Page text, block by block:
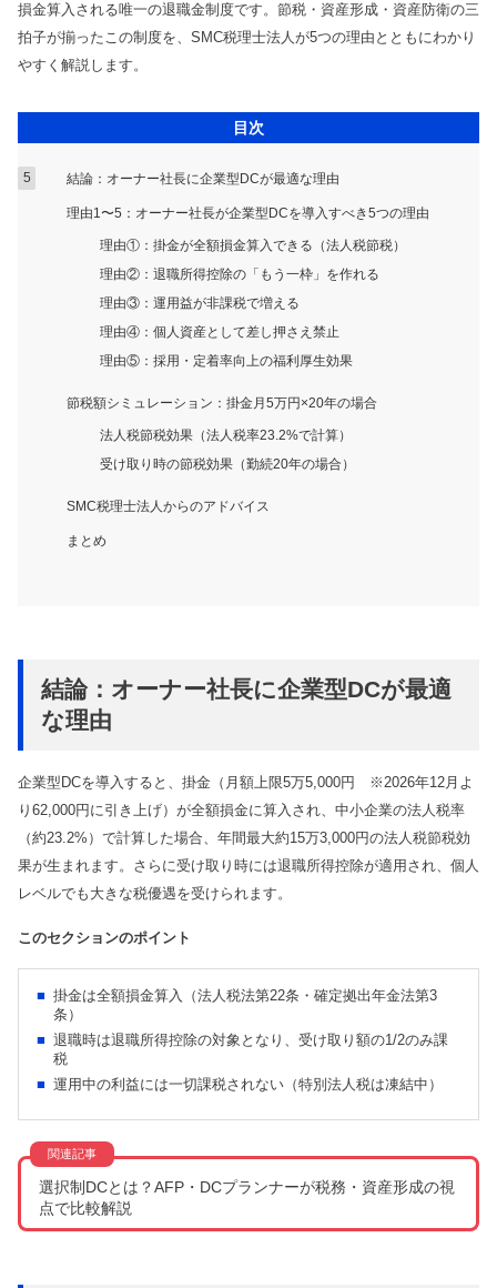
税理士顧問
相続サービス
リスク対策サポート(保険)
人事労務サービス
補助金・助成金サポート
業務代行契約
サービス一覧
単発セミナー
複数回セミナー
ダウンロードコンテンツ一覧
税務関連
損金算入される唯一の退職金制度です。節税・資産形成・資産防衛の三
拍子が揃ったこの制度を、SMC税理士法人が5つの理由とともにわかり
やすく解説します。
目次
結論：オーナー社長に企業型DCが最適な理由
理由1〜5：オーナー社長が企業型DCを導入すべき5つの理由
理由①：掛金が全額損金算入できる（法人税節税）
理由②：退職所得控除の「もう一枠」を作れる
理由③：運用益が非課税で増える
理由④：個人資産として差し押さえ禁止
理由⑤：採用・定着率向上の福利厚生効果
節税額シミュレーション：掛金月5万円×20年の場合
法人税節税効果（法人税率23.2%で計算）
受け取り時の節税効果（勤続20年の場合）
SMC税理士法人からのアドバイス
まとめ
結論：オーナー社長に企業型DCが最適
な理由
企業型DCを導入すると、掛金（月額上限5万5,000円 ※2026年12月よ
り62,000円に引き上げ）が全額損金に算入され、中小企業の法人税率
（約23.2%）で計算した場合、年間最大約15万3,000円の法人税節税効
果が生まれます。さらに受け取り時には退職所得控除が適用され、個人
レベルでも大きな税優遇を受けられます。
このセクションのポイント
掛金は全額損金算入（法人税法第22条・確定拠出年金法第3
条）
退職時は退職所得控除の対象となり、受け取り額の1/2のみ課
税
運用中の利益には一切課税されない（特別法人税は凍結中）
選択制DCとは？AFP・DCプランナーが税務・資産形成の視
点で比較解説